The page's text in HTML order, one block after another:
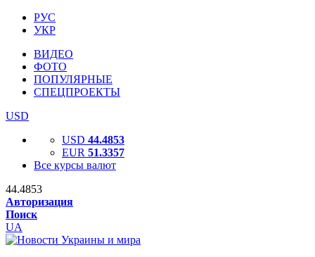
РУС
УКР
ВИДЕО
ФОТО
ПОПУЛЯРНЫЕ
СПЕЦПРОЕКТЫ
USD
USD 44.4853
EUR 51.3357
Все курсы валют
44.4853
Авторизация
Поиск
UA